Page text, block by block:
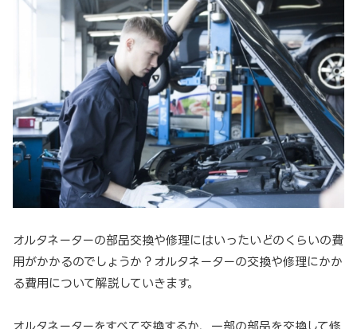
オルタネーターの部品交換や修理にはいったいどのくらいの費
用がかかるのでしょうか？オルタネーターの交換や修理にかか
る費用について解説していきます。
オルタネーターをすべて交換するか、一部の部品を交換して修